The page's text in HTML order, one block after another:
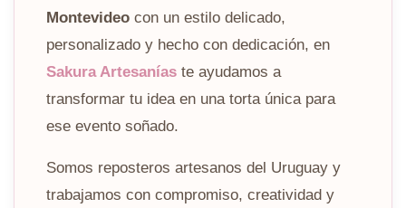
Montevideo con un estilo delicado,
personalizado y hecho con dedicación, en
Sakura Artesanías te ayudamos a
transformar tu idea en una torta única para
ese evento soñado.
Somos reposteros artesanos del Uruguay y
trabajamos con compromiso, creatividad y